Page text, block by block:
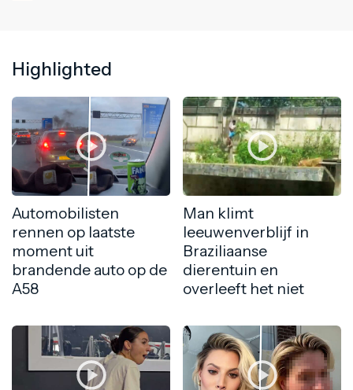
Highlighted
Automobilisten
rennen op laatste
moment uit
brandende auto op de
A58
Man klimt
leeuwenverblijf in
Braziliaanse
dierentuin en
overleeft het niet